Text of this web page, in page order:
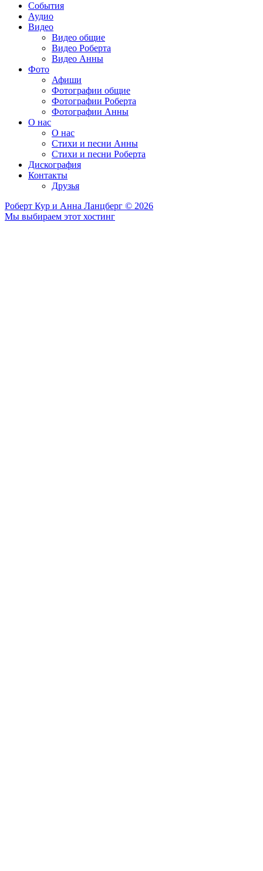
События
Аудио
Видео
Видео общие
Видео Роберта
Видео Анны
Фото
Афиши
Фотографии общие
Фотографии Роберта
Фотографии Анны
О нас
О нас
Стихи и песни Анны
Стихи и песни Роберта
Дискография
Контакты
Друзья
Роберт Кур и Анна Ланцберг © 2026
Мы выбираем этот хостинг